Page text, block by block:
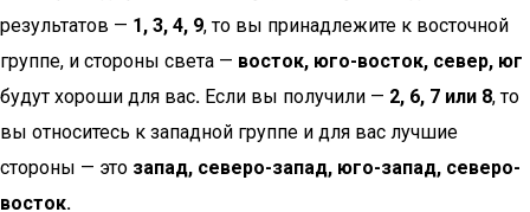
результатов — 1, 3, 4, 9, то вы принадлежите к восточной
группе, и стороны света — восток, юго-восток, север, юг
будут хороши для вас. Если вы получили — 2, 6, 7 или 8, то
вы относитесь к западной группе и для вас лучшие
стороны — это запад, северо-запад, юго-запад, северо-
восток.